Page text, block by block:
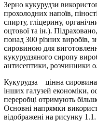
Зерно кукурудзи
прохо­лодних напоїв,
спирту, гліцери­ну,
оцтової та ін.).
понад 300 різних ви­робів,
сировиною для
кукурудзяного сиропу
антисептики, розчинники
Кукурудза – цінна
інших галузей економіки,
переробці отримують
Основні напрямки
відображені на рисунку 1.1.